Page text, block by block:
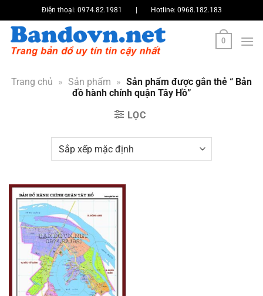
qua
nội
dung
Điện thoại: 0974.82.1981 Hotline: 0968.182.183
0
Trang chủ » Sản phẩm » Sản phẩm được gắn thẻ “ Bản
đồ hành chính quận Tây Hồ”
LỌC